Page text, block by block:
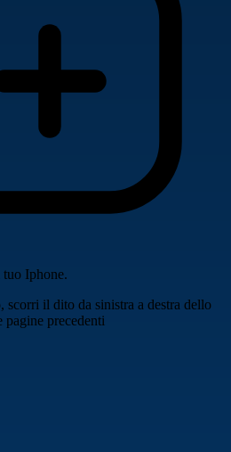
Iphone.
scorri il dito da sinistra a destra dello
pagine precedenti